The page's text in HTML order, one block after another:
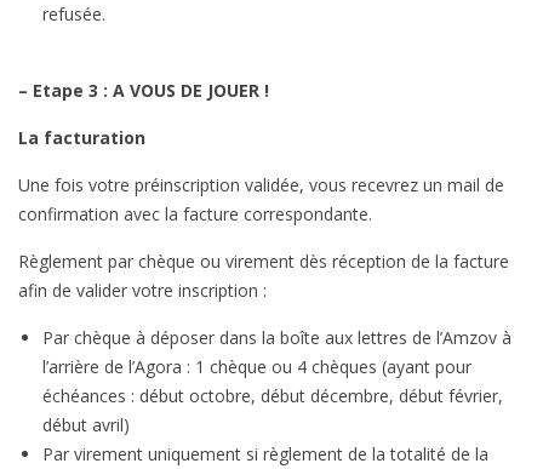
refusée.
– Etape 3 : A VOUS DE JOUER !
La facturation
Une fois votre préinscription validée, vous recevrez un mail de
confirmation avec la facture correspondante.
Règlement par chèque ou virement dès réception de la facture
afin de valider votre inscription :
Par chèque à déposer dans la boîte aux lettres de l’Amzov à
l’arrière de l’Agora : 1 chèque ou 4 chèques (ayant pour
échéances : début octobre, début décembre, début février,
début avril)
Par virement uniquement si règlement de la totalité de la